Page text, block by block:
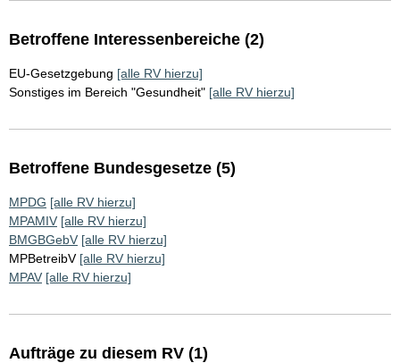
Betroffene Interessenbereiche (2)
EU-Gesetzgebung [alle RV hierzu]
Sonstiges im Bereich "Gesundheit" [alle RV hierzu]
Betroffene Bundesgesetze (5)
MPDG [alle RV hierzu]
MPAMIV [alle RV hierzu]
BMGBGebV [alle RV hierzu]
MPBetreibV [alle RV hierzu]
MPAV [alle RV hierzu]
Aufträge zu diesem RV (1)